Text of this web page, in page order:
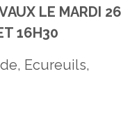
LE MARDI 26
16H30
Ecureuils,